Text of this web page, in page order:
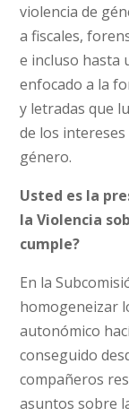
violencia de
a fiscales,
e incluso hasta
enfocado a la
y letradas que
de los intereses
género.
Usted es la
la Violencia
cumple?
En la
homogeneizar
autonómico
conseguido
compañeros
asuntos sobre